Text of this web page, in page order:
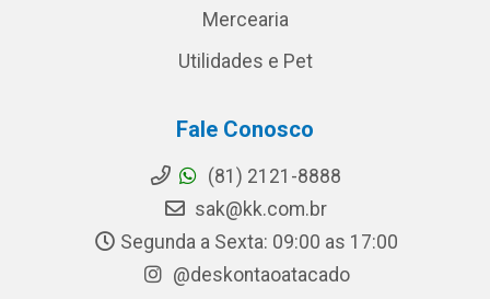
Mercearia
Utilidades e Pet
Fale Conosco
(81) 2121-8888
sak@kk.com.br
Segunda a Sexta: 09:00 as 17:00
@deskontaoatacado